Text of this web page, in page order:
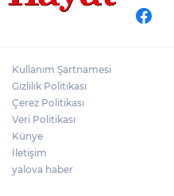
Kullanım Şartnamesi
Gizlilik Politikası
Çerez Politikası
Veri Politikası
Künye
İletişim
yalova haber